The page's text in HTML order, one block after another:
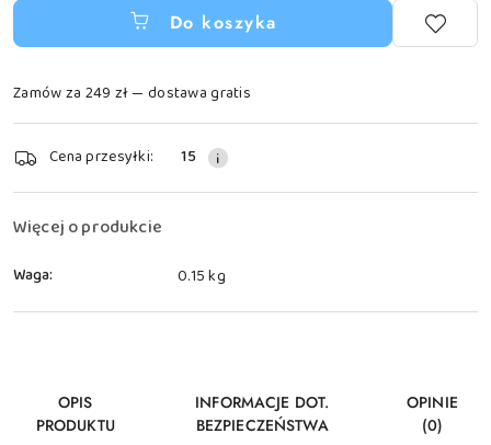
Do koszyka
Zamów za 249 zł — dostawa gratis
i
dostawa
Cena przesyłki: 15
Więcej o produkcie
Waga: 0.15 kg
OPIS
PRODUKTU
INFORMACJE DOT.
BEZPIECZEŃSTWA
OPINIE
(0)